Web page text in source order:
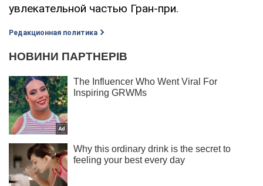
увлекательной частью Гран-при.
Редакционная политика